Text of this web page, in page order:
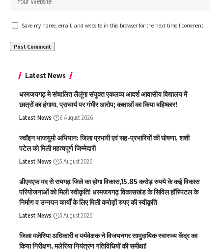
Save my name, email, and website in this browser for the next time I comment.
Latest News
धरमजयगढ़ मे संचालित लैलूंगा संयुक्त एकलव्य आदर्श आवासीय विद्यालय में
छात्रों का हंगामा, प्राचार्य पर गंभीर आरोप; कक्षाओं का किया बहिष्कार!
Latest News 6 August 2026
ज्वॉइन भाजयुमो अभियान: जिला प्रभारी एवं सह-प्रभारियों की घोषणा, शशी
पटेल को मिली महत्वपूर्ण जिम्मेदारी
Latest News 5 August 2026
डीएमएफ मद से रायगढ़ जिले का होगा विकास,15.85 करोड़ रुपये के कई विकास
परियोजनाओं को मिली स्वीकृति! धरमजयगढ़ विकासखंड के सिविल हॉस्पिटल के
निर्माण व उन्नयन कार्यों के लिए मिली करोड़ों रुपए की स्वीकृति
Latest News 5 August 2026
जिला मलेरिया अधिकारी व पर्यवेक्षक ने विजयनगर सामुदायिक स्वास्थ्य केंद्र का
किया निरीक्षण, मलेरिया नियंत्रण गतिविधियों की समीक्षा!